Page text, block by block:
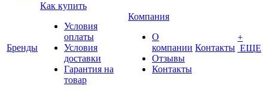
Бренды
Как купить
Условия
оплаты
Условия
доставки
Гарантия на
товар
Компания
О
компании
Отзывы
Контакты
Контакты
+
ЕЩЕ